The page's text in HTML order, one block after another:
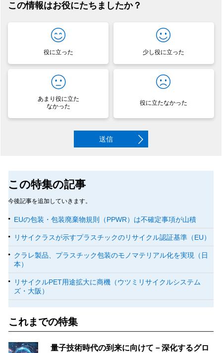
この情報はお役にたちましたか？
役に立った 少し役に立った
あまり役に立た
なかった
役に立たなかった
送信
この特集の記事
今後記事を追加していきます。
EUの包装・包装廃棄物規則（PPWR）は不確定事項が山積
リサイクラスが示すプラスチックのリサイクル認証基準（EU）
クラレ製品、プラスチック包装のモノマテリアル化を実現（日
本）
リサイクルPET用途拡大に商機（ウツミリサイクルシステム
ズ・大阪）
これまでの特集
量子技術時代の到来に向けて－深化するグロ